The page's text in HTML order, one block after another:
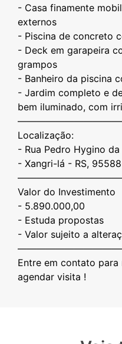
- Casa finamente
externos
- Piscina de concreto
- Deck em garapeira
grampos
- Banheiro da piscina
- Jardim completo e
bem iluminado, com
Localização:
- Rua Pedro Hygino
- ⁠Xangri-lá - RS,
Valor do Investimento
- 5.890.000,00
- ⁠Estuda propostas
- ⁠Valor sujeito a
Entre em contato